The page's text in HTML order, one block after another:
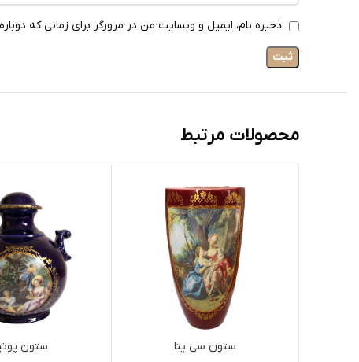
ذخیره نام، ایمیل و وبسایت من در مرورگر برای زمانی که
محصولات مرتبط
ستون سی ینا ستون